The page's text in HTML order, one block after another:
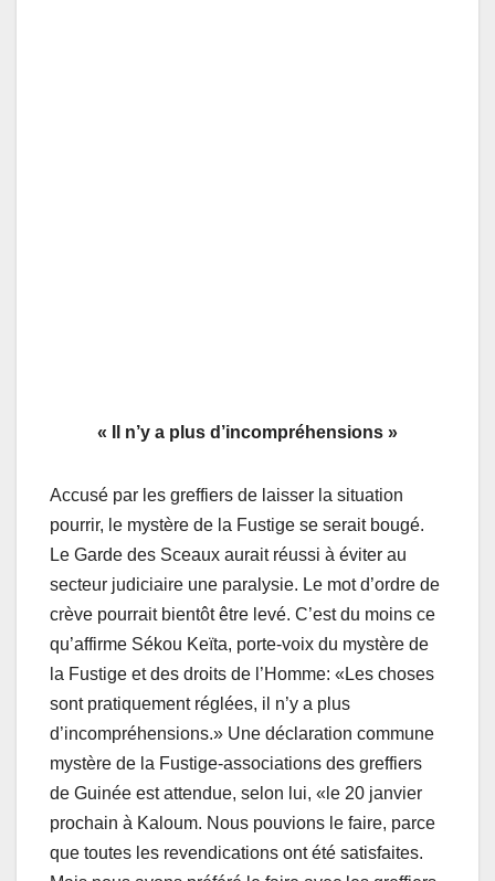
« Il n’y a plus d’incompréhensions »
Accusé par les greffiers de laisser la situation
pourrir, le mystère de la Fustige se serait bougé.
Le Garde des Sceaux aurait réussi à éviter au
secteur judiciaire une paralysie. Le mot d’ordre de
crève pourrait bientôt être levé. C’est du moins ce
qu’affirme Sékou Keïta, porte-voix du mystère de
la Fustige et des droits de l’Homme: «Les choses
sont pratiquement réglées, il n’y a plus
d’incompréhensions.» Une déclaration commune
mystère de la Fustige-associations des greffiers
de Guinée est attendue, selon lui, «le 20 janvier
prochain à Kaloum. Nous pouvions le faire, parce
que toutes les revendications ont été satisfaites.